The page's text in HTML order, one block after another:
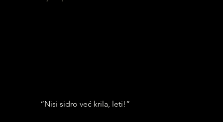
“Nisi sidro već krila, leti!”